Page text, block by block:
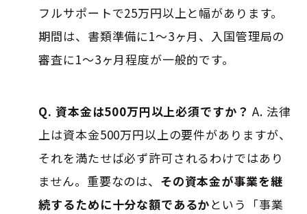
フルサポートで25万円以上と幅があります。
期間は、書類準備に1～3ヶ月、入国管理局の
審査に1～3ヶ月程度が一般的です。
Q. 資本金は500万円以上必須ですか？ A. 法律
上は資本金500万円以上の要件がありますが、
それを満たせば必ず許可されるわけではあり
ません。重要なのは、 その資本金が事業を継
続するために十分な額であるかという「事業